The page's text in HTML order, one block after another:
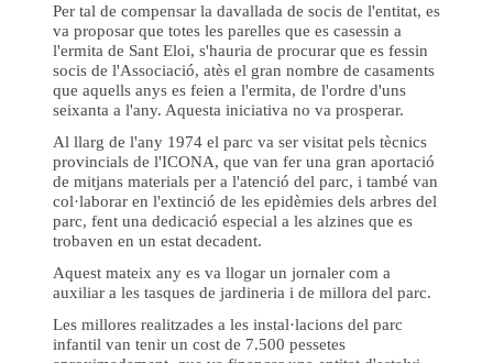
Per tal de compensar la davallada de socis de l'entitat, es
va proposar que totes les parelles que es casessin a
l'ermita de Sant Eloi, s'hauria de procurar que es fessin
socis de l'Associació, atès el gran nombre de casaments
que aquells anys es feien a l'ermita, de l'ordre d'uns
seixanta a l'any. Aquesta iniciativa no va prosperar.
Al llarg de l'any 1974 el parc va ser visitat pels tècnics
provincials de l'ICONA, que van fer una gran aportació
de mitjans materials per a l'atenció del parc, i també van
col·laborar en l'extinció de les epidèmies dels arbres del
parc, fent una dedicació especial a les alzines que es
trobaven en un estat decadent.
Aquest mateix any es va llogar un jornaler com a
auxiliar a les tasques de jardineria i de millora del parc.
Les millores realitzades a les instal·lacions del parc
infantil van tenir un cost de 7.500 pessetes